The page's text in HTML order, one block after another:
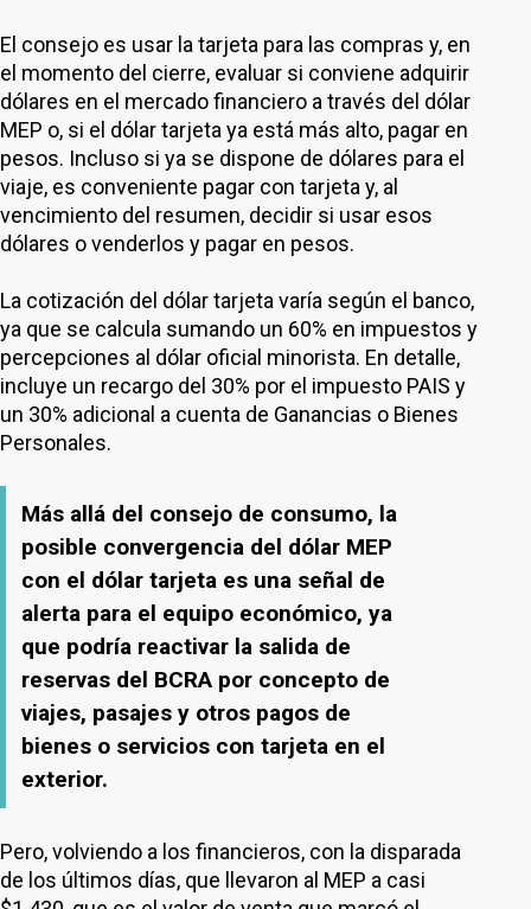
El consejo es usar la tarjeta para las compras y, en
el momento del cierre, evaluar si conviene adquirir
dólares en el mercado financiero a través del dólar
MEP o, si el dólar tarjeta ya está más alto, pagar en
pesos. Incluso si ya se dispone de dólares para el
viaje, es conveniente pagar con tarjeta y, al
vencimiento del resumen, decidir si usar esos
dólares o venderlos y pagar en pesos.
La cotización del dólar tarjeta varía según el banco,
ya que se calcula sumando un 60% en impuestos y
percepciones al dólar oficial minorista. En detalle,
incluye un recargo del 30% por el impuesto PAIS y
un 30% adicional a cuenta de Ganancias o Bienes
Personales.
Más allá del consejo de consumo, la
posible convergencia del dólar MEP
con el dólar tarjeta es una señal de
alerta para el equipo económico, ya
que podría reactivar la salida de
reservas del BCRA por concepto de
viajes, pasajes y otros pagos de
bienes o servicios con tarjeta en el
exterior.
Pero, volviendo a los financieros, con la disparada
de los últimos días, que llevaron al MEP a casi